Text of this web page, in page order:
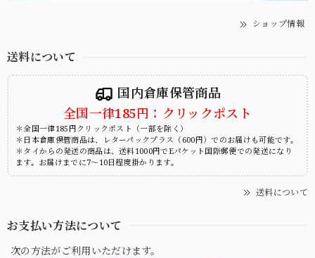
ショップ情報
送料について
国内倉庫保管商品
全国一律185円：クリックポスト
＊全国一律185円クリックポスト（一部を除く）
＊日本倉庫保管商品は、レターパックプラス（600円）でのお届けも可能です。
＊タイからの発送の商品は、送料1000円でEパケット国際郵便での発送になり
ます。お届けまでに7～10日程度掛かります。
送料について
お支払い方法について
次の方法がご利用いただけます。